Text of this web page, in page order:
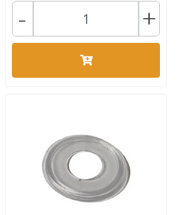
- +